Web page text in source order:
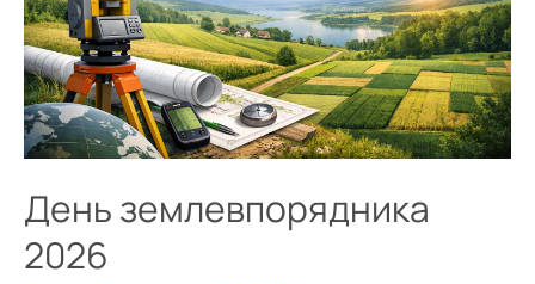
День землевпорядника
2026